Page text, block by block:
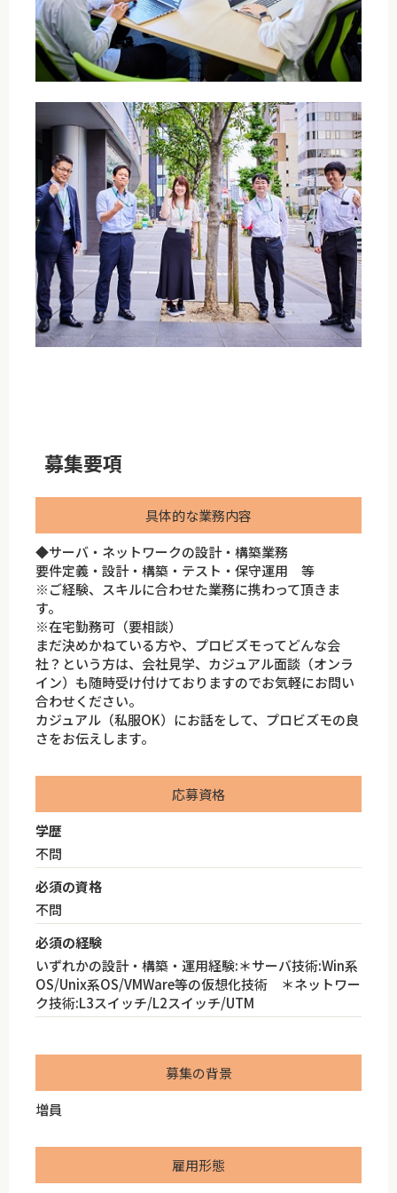
募集要項
具体的な業務内容
◆サーバ・ネットワークの設計・構築業務
要件定義・設計・構築・テスト・保守運用 等
※ご経験、スキルに合わせた業務に携わって頂きま
す。
※在宅勤務可（要相談）
まだ決めかねている方や、プロビズモってどんな会
社？という方は、会社見学、カジュアル面談（オンラ
イン）も随時受け付けておりますのでお気軽にお問い
合わせください。
カジュアル（私服OK）にお話をして、プロビズモの良
さをお伝えします。
応募資格
学歴
不問
必須の資格
不問
必須の経験
いずれかの設計・構築・運用経験:＊サーバ技術:Win系
OS/Unix系OS/VMWare等の仮想化技術 ＊ネットワー
ク技術:L3スイッチ/L2スイッチ/UTM
募集の背景
増員
雇用形態